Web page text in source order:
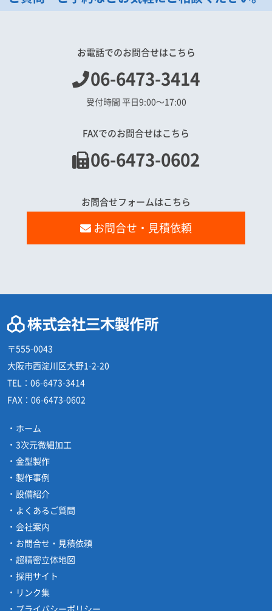
お電話でのお問合せはこちら
06-6473-3414
受付時間 平日9:00〜17:00
FAXでのお問合せはこちら
06-6473-0602
お問合せフォームはこちら
お問合せ・見積依頼
〒555-0043
大阪市西淀川区大野1-2-20
TEL： 06-6473-3414
FAX： 06-6473-0602
ホーム
3次元微細加工
金型製作
製作事例
設備紹介
よくあるご質問
会社案内
お問合せ・見積依頼
超精密立体地図
採用サイト
リンク集
プライバシーポリシー